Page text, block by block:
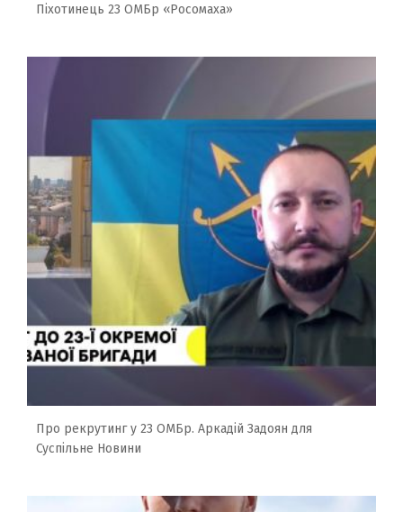
Піхотинець 23 ОМБр «Росомаха»
Про рекрутинг у 23 ОМБр. Аркадій Задоян для
Суспільне Новини